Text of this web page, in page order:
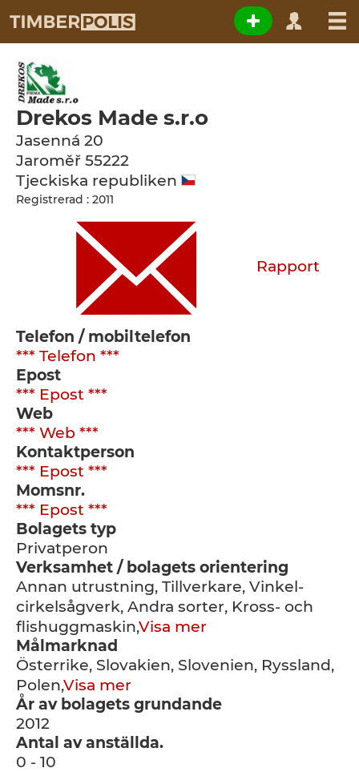
Drekos Made s.r.o
Jasenná 20
Jaroměř 55222
Tjeckiska republiken
Registrerad : 2011
Rapport
Telefon / mobiltelefon
*** Telefon ***
Epost
*** Epost ***
Web
*** Web ***
Kontaktperson
*** Epost ***
Momsnr.
*** Epost ***
Bolagets typ
Privatperon
Verksamhet / bolagets orientering
Annan utrustning, Tillverkare, Vinkel-
cirkelsågverk, Andra sorter, Kross- och
flishuggmaskin,Visa mer
Målmarknad
Österrike, Slovakien, Slovenien, Ryssland,
Polen,Visa mer
År av bolagets grundande
2012
Antal av anställda.
0 - 10